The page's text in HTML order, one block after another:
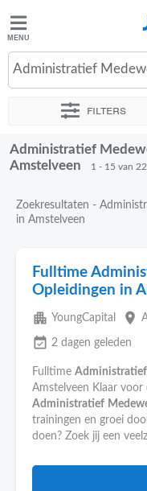
Jobted
Vacatures
Salarissen
Administratief
Filters
Sorteer op Exacte
Administratief
Amstelveen
1 - 15 van 22
Zoekresultaten -
in Amstelveen
Fulltime
Opleidingen in
apartment YoungCapital place
event_available 2 dagen geleden
Fulltime Administratief
Amstelveen Klaar
Administratief
trainingen en groei
doen? Zoek jij een